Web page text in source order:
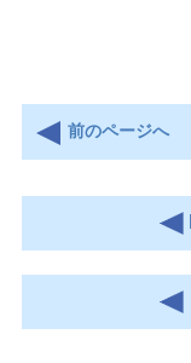
前のページへ